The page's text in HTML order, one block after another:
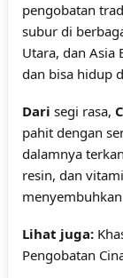
pengobatan
subur di
Utara, dan Asia
dan bisa hidup
Dari segi rasa,
pahit dengan
dalamnya
resin, dan
Lihat juga:
Pengobatan